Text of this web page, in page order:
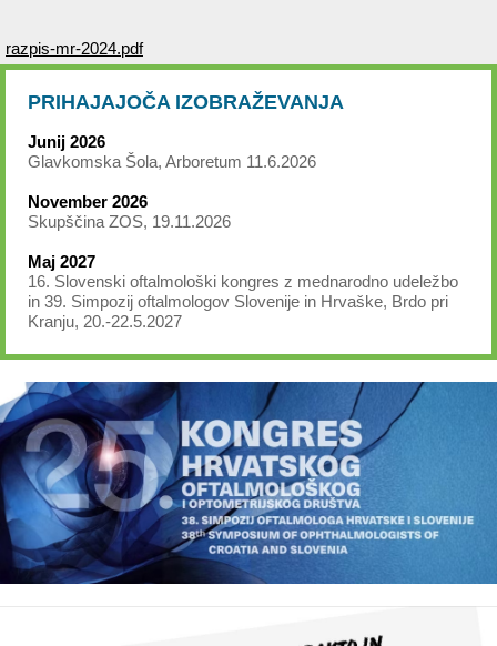
razpis-mr-2024.pdf
PRIHAJAJOČA IZOBRAŽEVANJA
Junij 2026
Glavkomska Šola, Arboretum 11.6.2026
November 2026
Skupščina ZOS, 19.11.2026
Maj 2027
16. Slovenski oftalmološki kongres z mednarodno udeležbo
in 39. Simpozij oftalmologov Slovenije in Hrvaške, Brdo pri
Kranju, 20.-22.5.2027